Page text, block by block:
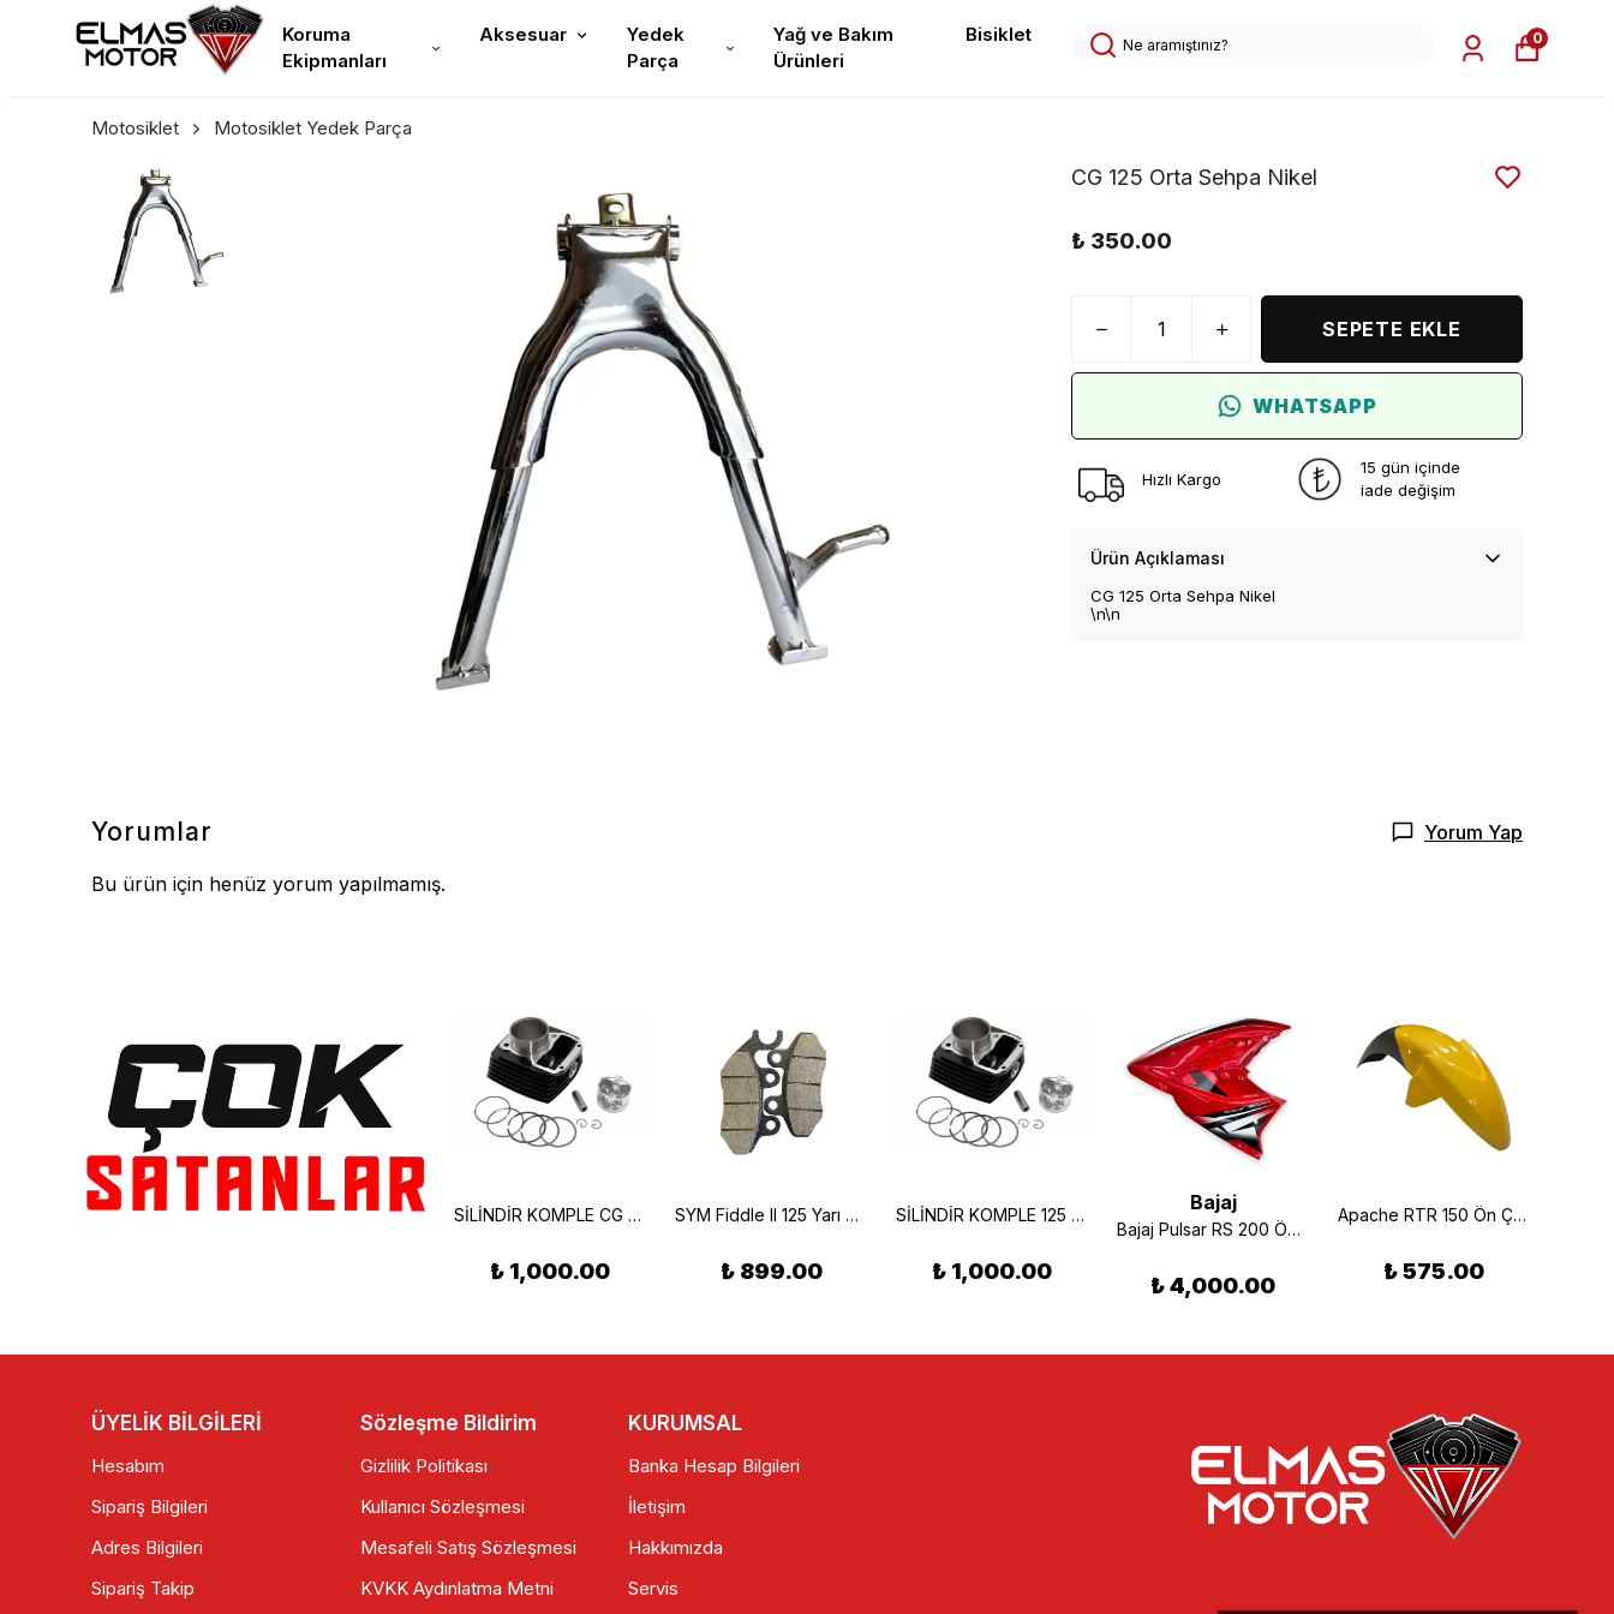
Koruma
Ekipmanları
Aksesuar
Yedek
Parça
Yağ ve Bakım
Ürünleri
Bisiklet 0
Motosiklet Motosiklet Yedek Parça
CG 125 Orta Sehpa Nikel
₺ 350.00
SEPETE EKLE
WHATSAPP
Hızlı Kargo
15 gün içinde
iade değişim
Ürün Açıklaması
CG 125 Orta Sehpa Nikel
\n\n
Yorumlar Yorum Yap
Bu ürün için henüz yorum yapılmamış.
TVS Jupiter 125 Stop Lambası (CE)
RMG Moto Gusto
SİLİNDİR KOMPLE CG 150---15 PERNO SİYAH
₺ 1,000.00
SYM Fiddle II 125 Yarı Metalik Ön Fren Balatası Braking 796SM1
₺ 899.00
SİLİNDİR KOMPLE 125 CC--15 PERNO SİYAH
₺ 1,000.00
Bajaj
Bajaj Pulsar RS 200 Ön Sol Grenaj Kırmızı Orjinal
₺ 4,000.00
Apache RTR 150 Ön Çamurluk Sarı
₺ 575.00
ÜYELİK BİLGİLERİ
Hesabım
Sipariş Bilgileri
Adres Bilgileri
Sipariş Takip
Sözleşme Bildirim
Gizlilik Politikası
Kullanıcı Sözleşmesi
Mesafeli Satış Sözleşmesi
KVKK Aydınlatma Metni
KURUMSAL
Banka Hesap Bilgileri
İletişim
Hakkımızda
Servis